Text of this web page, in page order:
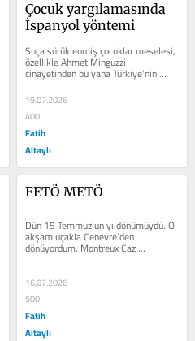
Çocuk yargılamasında
İspanyol yöntemi
Suça sürüklenmiş çocuklar meselesi,
özellikle Ahmet Minguzzi
cinayetinden bu yana Türkiye’nin
gündeminde ve gerçekten vicdanlar...
19.07.2026
400
Fatih
Altaylı
FETÖ METÖ
Dün 15 Temmuz’un yıldönümüydü. O
akşam uçakla Cenevre’den
dönüyordum. Montreux Caz
Festivali’nden. Uçak Atatürk
16.07.2026
500
Fatih
Altaylı